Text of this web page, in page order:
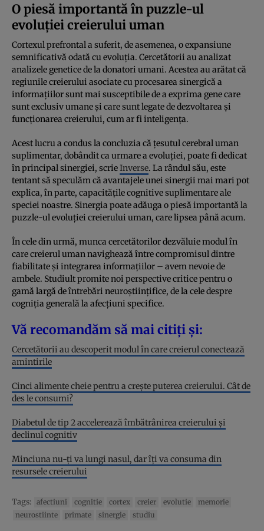
O piesă importantă în puzzle-ul
evoluției creierului uman
Cortexul prefrontal a suferit, de asemenea, o expansiune
semnificativă odată cu evoluția. Cercetătorii au analizat
analizele genetice de la donatori umani. Acestea au arătat că
regiunile creierului asociate cu procesarea sinergică a
informațiilor sunt mai susceptibile de a exprima gene care
sunt exclusiv umane și care sunt legate de dezvoltarea și
funcționarea creierului, cum ar fi inteligența.
Acest lucru a condus la concluzia că țesutul cerebral uman
suplimentar, dobândit ca urmare a evoluției, poate fi dedicat
în principal sinergiei, scrieInverse. La rândul său, este
tentant să speculăm că avantajele unei sinergii mai mari pot
explica, în parte, capacitățile cognitive suplimentare ale
speciei noastre. Sinergia poate adăuga o piesă importantă la
puzzle-ul evoluției creierului uman, care lipsea până acum.
În cele din urmă, munca cercetătorilor dezvăluie modul în
care creierul uman navighează între compromisul dintre
fiabilitate și integrarea informațiilor – avem nevoie de
ambele. Studiult promite noi perspective critice pentru o
gamă largă de întrebări neuroștiințifice, de la cele despre
cogniția generală la afecțiuni specifice.
Vă recomandăm să mai citiți și:
Cercetătorii au descoperit modul în care creierul conectează
amintirile
Cinci alimente cheie pentru a crește puterea creierului. Cât de
des le consumi?
Diabetul de tip 2 accelerează îmbătrânirea creierului și
declinul cognitiv
Minciuna nu-ți va lungi nasul, dar îți va consuma din
resursele creierului
Tags: afectiuni cognitie cortex creier evolutie
memorie
neurostiinte
primate sinergie studiu